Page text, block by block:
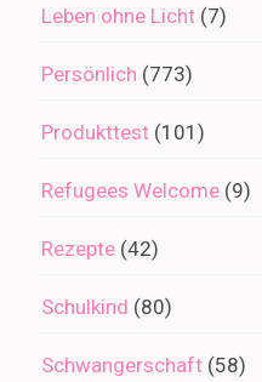
Leben ohne Licht (7)
Persönlich (773)
Produkttest (101)
Refugees Welcome (9)
Rezepte (42)
Schulkind (80)
Schwangerschaft (58)